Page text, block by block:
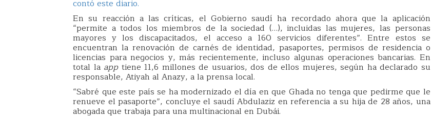
contó este diario.
En su reacción a las críticas, el Gobierno saudí ha recordado ahora que la aplicación
“permite a todos los miembros de la sociedad (…), incluidas las mujeres, las personas
mayores y los discapacitados, el acceso a 160 servicios diferentes”. Entre estos se
encuentran la renovación de carnés de identidad, pasaportes, permisos de residencia o
licencias para negocios y, más recientemente, incluso algunas operaciones bancarias. En
total la apptiene 11,6 millones de usuarios, dos de ellos mujeres, según ha declarado su
responsable, Atiyah al Anazy, a la prensa local.
“Sabré que este país se ha modernizado el día en que Ghada no tenga que pedirme que le
renueve el pasaporte”, concluye el saudí Abdulaziz en referencia a su hija de 28 años, una
abogada que trabaja para una multinacional en Dubái.